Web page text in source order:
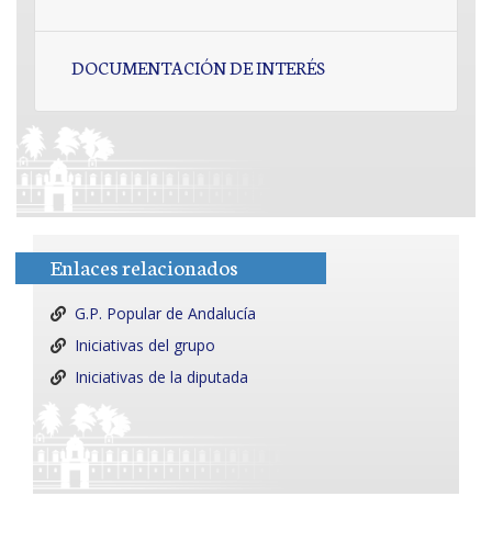
DOCUMENTACIÓN DE INTERÉS
Enlaces relacionados
G.P. Popular de Andalucía
Iniciativas del grupo
Iniciativas de la diputada